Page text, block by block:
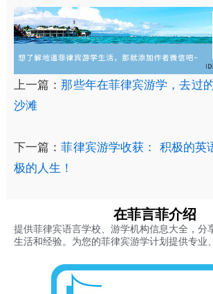
上一篇：那些年在菲律宾游学，去过
沙滩
下一篇：菲律宾游学收获： 积极的英
极的人生！
在菲言菲介绍
提供菲律宾语言学校、游学机构信息大全，分
生活和经验。为您的菲律宾游学计划提供专业